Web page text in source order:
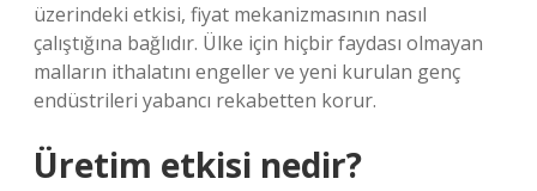
üzerindeki etkisi, fiyat mekanizmasının nasıl
çalıştığına bağlıdır. Ülke için hiçbir faydası olmayan
malların ithalatını engeller ve yeni kurulan genç
endüstrileri yabancı rekabetten korur.
Üretim etkisi nedir?